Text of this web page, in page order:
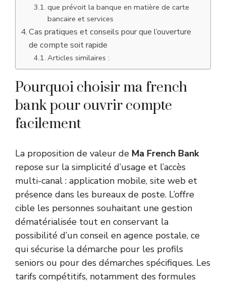
que prévoit la banque en matière de carte
bancaire et services
Cas pratiques et conseils pour que l’ouverture
de compte soit rapide
Articles similaires :
Pourquoi choisir ma french
bank pour ouvrir compte
facilement
La proposition de valeur de Ma French Bank
repose sur la simplicité d’usage et l’accès
multi-canal : application mobile, site web et
présence dans les bureaux de poste. L’offre
cible les personnes souhaitant une gestion
dématérialisée tout en conservant la
possibilité d’un conseil en agence postale, ce
qui sécurise la démarche pour les profils
seniors ou pour des démarches spécifiques. Les
tarifs compétitifs, notamment des formules